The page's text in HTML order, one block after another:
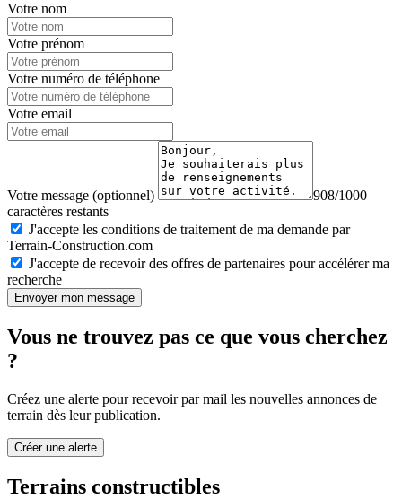
Votre nom
Votre prénom
Votre numéro de téléphone
Votre email
Votre message (optionnel)
908/1000
caractères restants
J'accepte les conditions de traitement de ma demande par
Terrain-Construction.com
J'accepte de recevoir des offres de partenaires pour accélérer ma
recherche
Envoyer mon message
Vous ne trouvez pas ce que vous cherchez
?
Créez une alerte pour recevoir par mail les nouvelles annonces de
terrain dès leur publication.
Créer une alerte
Terrains constructibles